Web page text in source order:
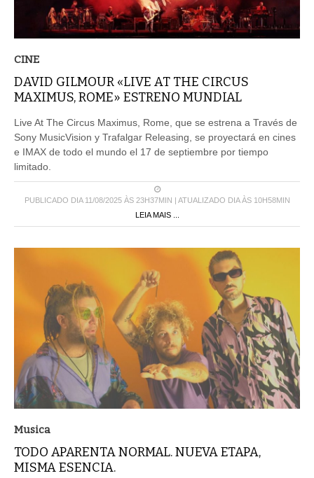
CINE
DAVID GILMOUR «LIVE AT THE CIRCUS
MAXIMUS, ROME» ESTRENO MUNDIAL
Live At The Circus Maximus, Rome, que se estrena a Través de
Sony MusicVision y Trafalgar Releasing, se proyectará en cines
e IMAX de todo el mundo el 17 de septiembre por tiempo
limitado.
PUBLICADO DIA 11/08/2025 ÀS 23H37MIN | ATUALIZADO DIA ÀS 10H58MIN
LEIA MAIS ...
Musica
TODO APARENTA NORMAL. NUEVA ETAPA,
MISMA ESENCIA.